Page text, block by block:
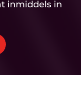
inmiddels in